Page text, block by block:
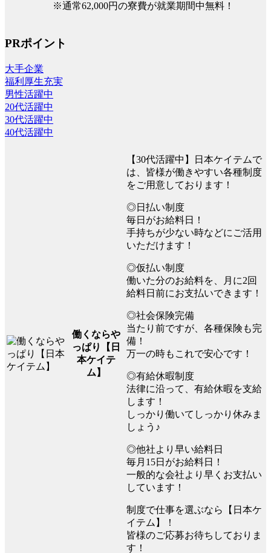
※通常62,000円の寮費が就業期間中無料！
PRポイント
大手企業
福利厚生充実
男性活躍中
20代活躍中
30代活躍中
40代活躍中
働くならや
っぱり【日
本ケイテ
ム】
【30代活躍中】日本ケイテムで
は、皆様が働きやすい各種制度
をご用意しております！
◎日払い制度
毎日がお給料日！
手持ちが少ない時などにご活用
いただけます！
◎仮払い制度
働いた分のお給料を、月に2回
給料日前にお支払いできます！
◎社会保険完備
当たり前ですが、各種保険も完
備！
万一の時もこれで安心です！
◎有給休暇制度
法律に沿って、有給休暇を支給
します！
しっかり働いてしっかり休みま
しょう♪
◎他社より早い給料日
毎月15日がお給料日！
一般的な会社より早くお支払い
しています！
制度で仕事を選ぶなら【日本ケ
イテム】！
皆様のご応募お待ちしておりま
す！